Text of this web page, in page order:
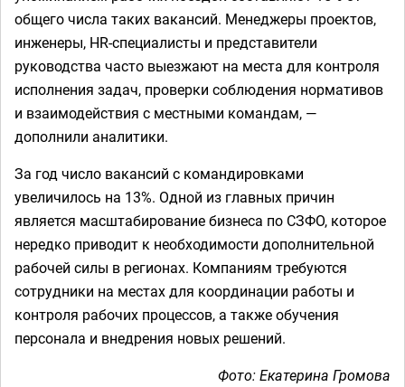
общего числа таких вакансий. Менеджеры проектов,
инженеры, HR-специалисты и представители
руководства часто выезжают на места для контроля
исполнения задач, проверки соблюдения нормативов
и взаимодействия с местными командам, —
дополнили аналитики.
За год число вакансий с командировками
увеличилось на 13%. Одной из главных причин
является масштабирование бизнеса по СЗФО, которое
нередко приводит к необходимости дополнительной
рабочей силы в регионах. Компаниям требуются
сотрудники на местах для координации работы и
контроля рабочих процессов, а также обучения
персонала и внедрения новых решений.
Фото: Екатерина Громова